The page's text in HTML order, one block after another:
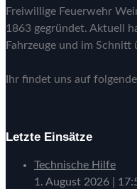
Freiwillige Feuerwehr
1863 gegründet. Aktuell
Fahrzeuge und im Schnitt
Ihr findet uns auf
Letzte Einsätze
Technische Hilfe
1. August 2026